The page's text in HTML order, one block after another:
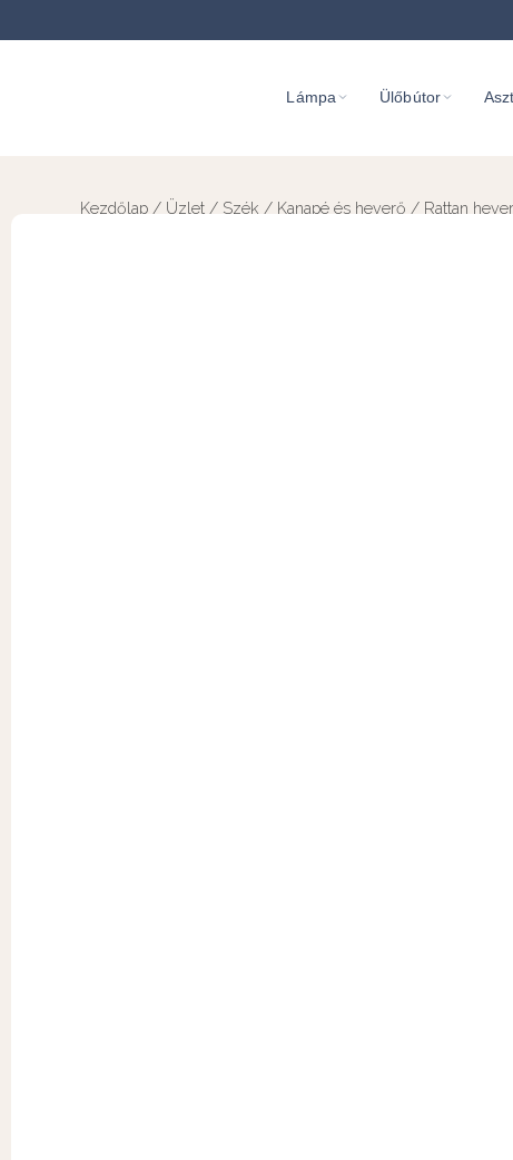
Lámpa Ülőbútor
Kezdőlap / Üzlet / Szék / Kanapé és heverő / Rattan